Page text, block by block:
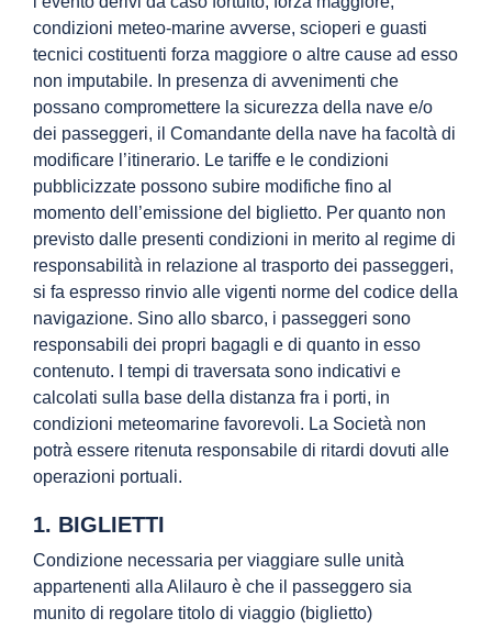
condizioni meteo-marine avverse, scioperi e guasti
tecnici costituenti forza maggiore o altre cause ad esso
non imputabile. In presenza di avvenimenti che
possano compromettere la sicurezza della nave e/o
dei passeggeri, il Comandante della nave ha facoltà di
modificare l’itinerario. Le tariffe e le condizioni
pubblicizzate possono subire modifiche fino al
momento dell’emissione del biglietto. Per quanto non
previsto dalle presenti condizioni in merito al regime di
responsabilità in relazione al trasporto dei passeggeri,
si fa espresso rinvio alle vigenti norme del codice della
navigazione. Sino allo sbarco, i passeggeri sono
responsabili dei propri bagagli e di quanto in esso
contenuto. I tempi di traversata sono indicativi e
calcolati sulla base della distanza fra i porti, in
condizioni meteomarine favorevoli. La Società non
potrà essere ritenuta responsabile di ritardi dovuti alle
operazioni portuali.
1. BIGLIETTI
Condizione necessaria per viaggiare sulle unità
appartenenti alla Alilauro è che il passeggero sia
munito di regolare titolo di viaggio (biglietto)